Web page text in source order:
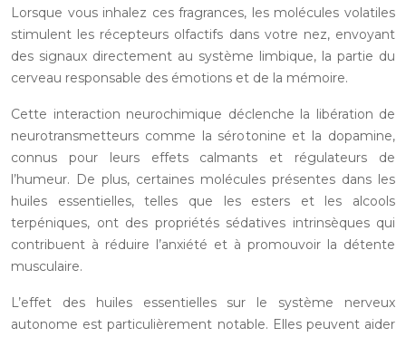
Lorsque vous inhalez ces fragrances, les molécules volatiles
stimulent les récepteurs olfactifs dans votre nez, envoyant
des signaux directement au système limbique, la partie du
cerveau responsable des émotions et de la mémoire.
Cette interaction neurochimique déclenche la libération de
neurotransmetteurs comme la sérotonine et la dopamine,
connus pour leurs effets calmants et régulateurs de
l’humeur. De plus, certaines molécules présentes dans les
huiles essentielles, telles que les esters et les alcools
terpéniques, ont des propriétés sédatives intrinsèques qui
contribuent à réduire l’anxiété et à promouvoir la détente
musculaire.
L’effet des huiles essentielles sur le système nerveux
autonome est particulièrement notable. Elles peuvent aider